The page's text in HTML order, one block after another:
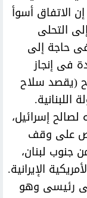
الاتفاق أسوأ
التحلى
حاجة إلى
فى إنجاز
(يقصد سلاح
إسرائيل،
على وقف
جنوب لبنان،
الإيرانية.
رئيسى وهو